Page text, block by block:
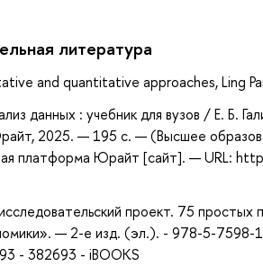
литература
and quantitative approaches, Ling
данных : учебник для вузов / Е. Б.
2025. — 195 с. — (Высшее
платформа Юрайт [сайт]. — URL:
проект. 75
— 2-е изд. (эл.). - 978-5-
- 382693 - iBOOKS